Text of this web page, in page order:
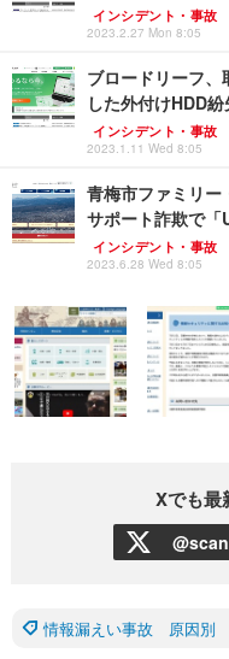
インシデント・事故
2023.2.27 Mon 8:05
ブロードリーフ
した外付けHDD
インシデント・事故
2023.1.11 Wed 8:05
青梅市ファミリー
サポート詐欺で
インシデント・事故
2023.6.28 Wed 8:05
Xでも最
情報漏えい事故 原因別